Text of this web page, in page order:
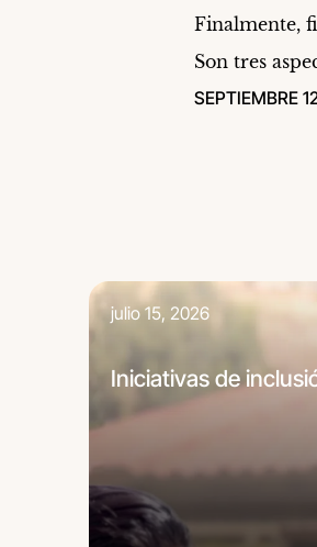
Finalmente,
Son tres
SEPTIEMBRE
julio 15, 2026
Iniciativas de